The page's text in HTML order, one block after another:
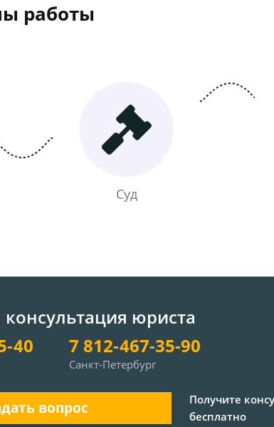
работы
Суд
консультация юриста
40
7 812-467-35-90
Санкт-Петербург
вопрос
Получите
бесплатно